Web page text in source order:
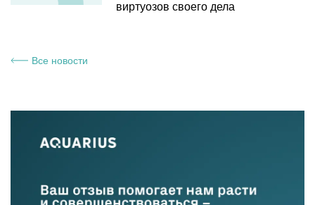
виртуозов своего дела
Все новости